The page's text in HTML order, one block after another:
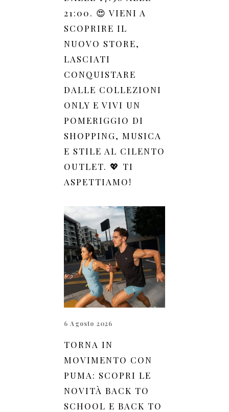
21:00. 😍 VIENI A
SCOPRIRE IL
NUOVO STORE,
LASCIATI
CONQUISTARE
DALLE COLLEZIONI
ONLY E VIVI UN
POMERIGGIO DI
SHOPPING, MUSICA
E STILE AL CILENTO
OUTLET. 💖 TI
ASPETTIAMO!
6 Agosto 2026
TORNA IN
MOVIMENTO CON
PUMA: SCOPRI LE
NOVITÀ BACK TO
SCHOOL E BACK TO